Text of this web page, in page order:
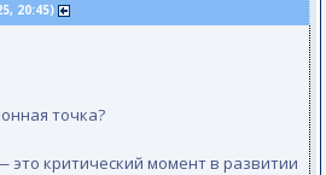
20:45)
точка?
это критический момент в развитии